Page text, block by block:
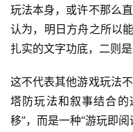
玩法本身，或许不那么
认为，明日方舟之所以
扎实的文字功底，二则是
这不代表其他游戏玩法
塔防玩法和叙事结合
移”，而是一种“游玩即